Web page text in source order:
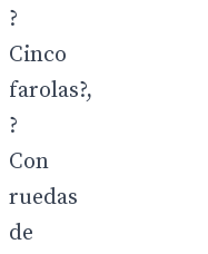
?
Cinco
farolas?,
?
Con
ruedas
de